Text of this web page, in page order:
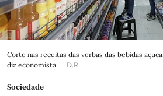
Corte nas receitas das verbas das bebidas
diz economista.
D.R.
Sociedade